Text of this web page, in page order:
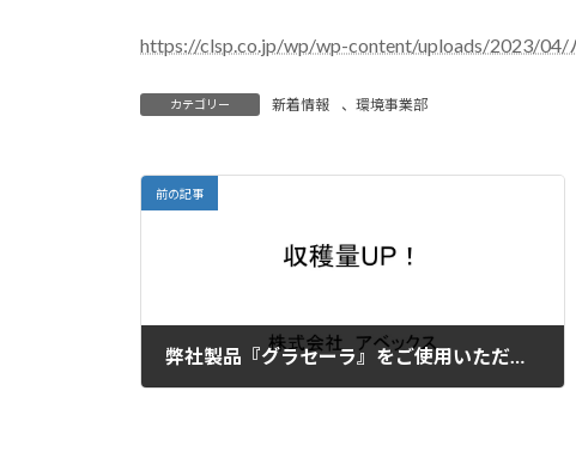
https://clsp.co.jp/wp/wp-content/uploads/2023/
カテゴリー 新着情報 、 環境事業部
前の記事